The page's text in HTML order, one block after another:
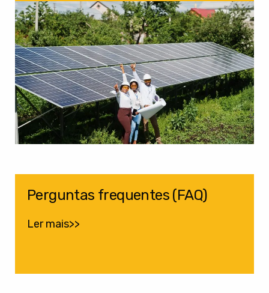
Perguntas frequentes (FAQ)
Ler mais>>